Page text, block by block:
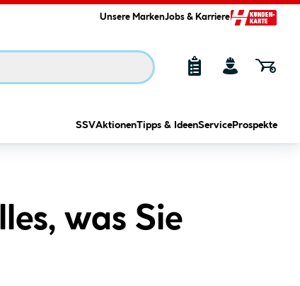
Unsere MarkenJobs & Karriere
SSVAktionenTipps & IdeenService Prospekte
was Sie